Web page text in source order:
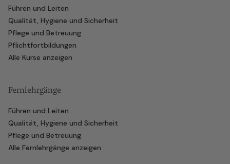
Führen und Leiten
Qualität, Hygiene und Sicherheit
Pflege und Betreuung
Pflichtfortbildungen
Alle Kurse anzeigen
Fernlehrgänge
Führen und Leiten
Qualität, Hygiene und Sicherheit
Pflege und Betreuung
Alle Fernlehrgänge anzeigen